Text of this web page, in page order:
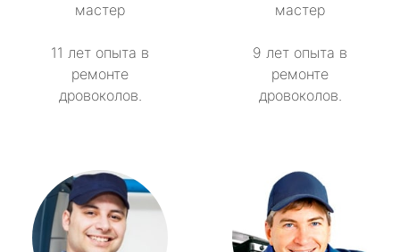
мастер
11 лет опыта в
ремонте
дровоколов.
мастер
9 лет опыта в
ремонте
дровоколов.